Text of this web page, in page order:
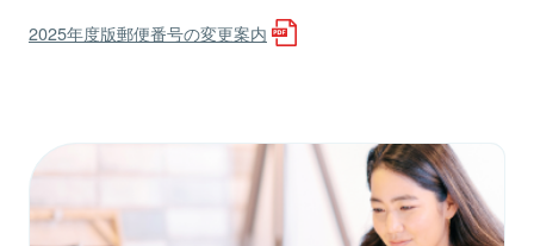
2025年度版郵便番号の変更案内